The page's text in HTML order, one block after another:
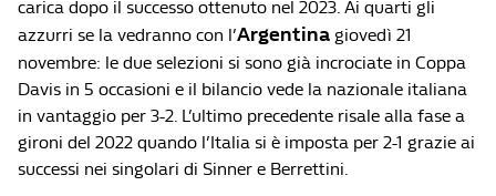
carica dopo il successo ottenuto nel 2023. Ai quarti gli
azzurri se la vedranno con l’Argentina giovedì 21
novembre: le due selezioni si sono già incrociate in Coppa
Davis in 5 occasioni e il bilancio vede la nazionale italiana
in vantaggio per 3-2. L’ultimo precedente risale alla fase a
gironi del 2022 quando l’Italia si è imposta per 2-1 grazie ai
successi nei singolari di Sinner e Berrettini.